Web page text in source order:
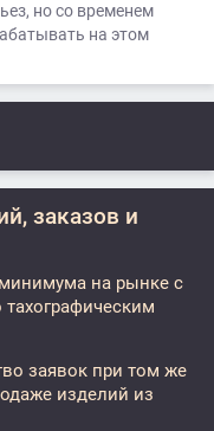
но со временем
на этом
заказов и
на рынке с
заявок при том же
изделий из